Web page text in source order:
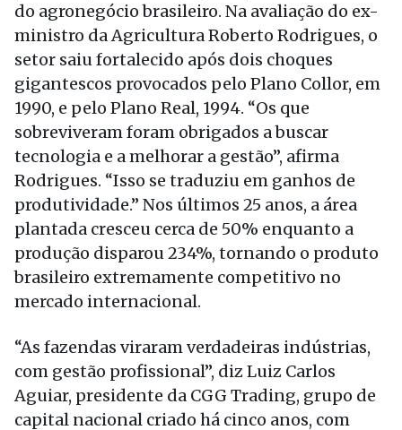
do agronegócio brasileiro. Na avaliação do ex-
ministro da Agricultura Roberto Rodrigues, o
setor saiu fortalecido após dois choques
gigantescos provocados pelo Plano Collor, em
1990, e pelo Plano Real, 1994. “Os que
sobreviveram foram obrigados a buscar
tecnologia e a melhorar a gestão”, afirma
Rodrigues. “Isso se traduziu em ganhos de
produtividade.” Nos últimos 25 anos, a área
plantada cresceu cerca de 50% enquanto a
produção disparou 234%, tornando o produto
brasileiro extremamente competitivo no
mercado internacional.
“As fazendas viraram verdadeiras indústrias,
com gestão profissional”, diz Luiz Carlos
Aguiar, presidente da CGG Trading, grupo de
capital nacional criado há cinco anos, com